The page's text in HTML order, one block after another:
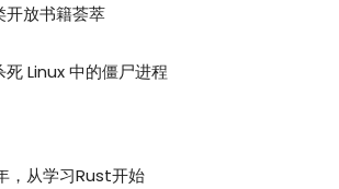
开放书籍荟萃
死 Linux 中的僵尸进程
，从学习Rust开始